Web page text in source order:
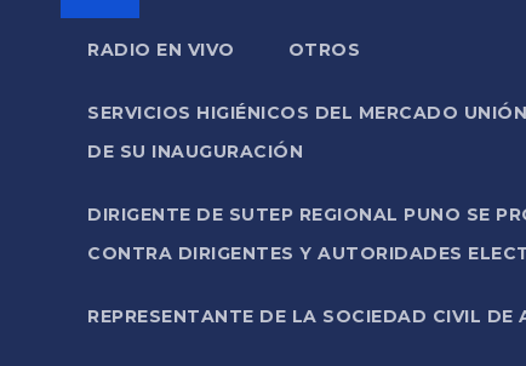
RADIO EN VIVO OTROS
SERVICIOS HIGIÉNICOS DEL MERCADO
DE SU INAUGURACIÓN
DIRIGENTE DE SUTEP REGIONAL PUNO SE
CONTRA DIRIGENTES Y AUTORIDADES
REPRESENTANTE DE LA SOCIEDAD CIVIL